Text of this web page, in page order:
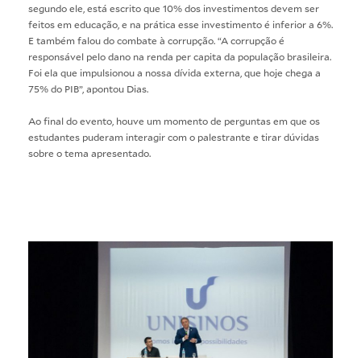
segundo ele, está escrito que 10% dos investimentos devem ser
feitos em educação, e na prática esse investimento é inferior a 6%.
E também falou do combate à corrupção. “A corrupção é
responsável pelo dano na renda per capita da população brasileira.
Foi ela que impulsionou a nossa dívida externa, que hoje chega a
75% do PIB”, apontou Dias.
Ao final do evento, houve um momento de perguntas em que os
estudantes puderam interagir com o palestrante e tirar dúvidas
sobre o tema apresentado.